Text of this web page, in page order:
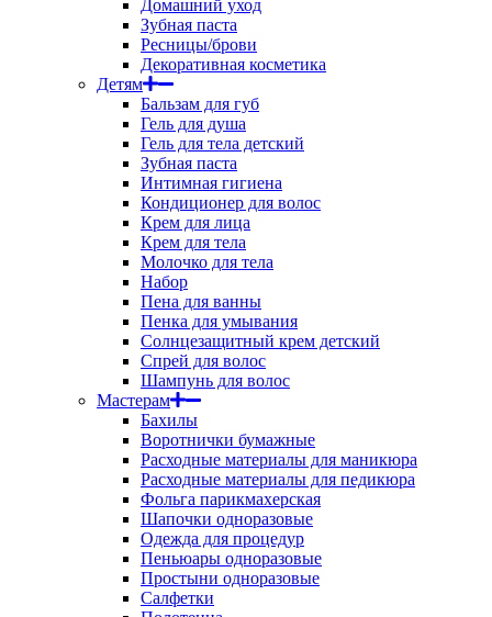
Домашний уход
Зубная паста
Ресницы/брови
Декоративная косметика
Детям
Бальзам для губ
Гель для душа
Гель для тела детский
Зубная паста
Интимная гигиена
Кондиционер для волос
Крем для лица
Крем для тела
Молочко для тела
Набор
Пена для ванны
Пенка для умывания
Солнцезащитный крем детский
Спрей для волос
Шампунь для волос
Мастерам
Бахилы
Воротнички бумажные
Расходные материалы для маникюра
Расходные материалы для педикюра
Фольга парикмахерская
Шапочки одноразовые
Одежда для процедур
Пеньюары одноразовые
Простыни одноразовые
Салфетки